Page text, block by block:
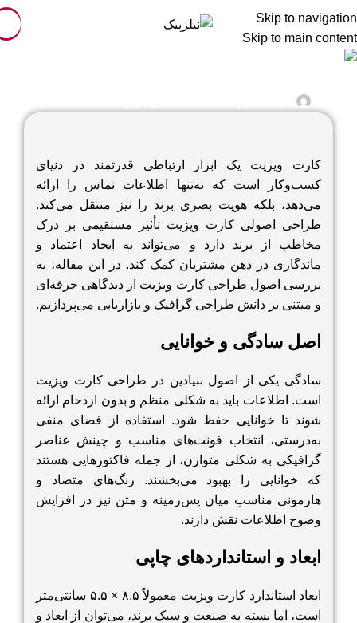
Skip to navigation
Skip to main content
کارت ویزیت یک ابزار ارتباطی قدرتمند در دنیای
کسب‌وکار است که نه‌تنها اطلاعات تماس را ارائه
می‌دهد، بلکه هویت بصری برند را نیز منتقل می‌کند.
طراحی اصولی کارت ویزیت تأثیر مستقیمی بر درک
مخاطب از برند دارد و می‌تواند به ایجاد اعتماد و
ماندگاری در ذهن مشتریان کمک کند. در این مقاله، به
بررسی اصول طراحی کارت ویزیت از دیدگاهی حرفه‌ای
و مبتنی بر دانش طراحی گرافیک و بازاریابی می‌پردازیم.
اصل سادگی و خوانایی
سادگی یکی از اصول بنیادین در طراحی کارت ویزیت
است. اطلاعات باید به شکلی منظم و بدون ازدحام ارائه
شوند تا خوانایی حفظ شود. استفاده از فضای منفی
به‌درستی، انتخاب فونت‌های مناسب و چینش عناصر
گرافیکی به شکلی متوازن، از جمله فاکتورهایی هستند
که خوانایی را بهبود می‌بخشند. رنگ‌های متضاد و
هارمونی مناسب میان پس‌زمینه و متن نیز در افزایش
وضوح اطلاعات نقش دارند.
ابعاد و استانداردهای چاپی
ابعاد استاندارد کارت ویزیت معمولاً ۸.۵ × ۵.۵ سانتی‌متر
است، اما بسته به صنعت و سبک برند، می‌توان از ابعاد و